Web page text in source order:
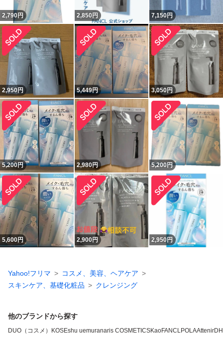
2,790円 2,850 円 7,150円
2,950円 5,449円 3,050円
5,200円 2,980円 5,200円
5,600円 2,900円 2,950円
Yahoo!フリマ
コスメ、美容、ヘアケア
スキンケア、基礎化粧品
クレンジング
他のブランドから探す
DUO（コスメ） KOSEshu uemuranaris COSMETICSKaoFANCLPOLAAttenir